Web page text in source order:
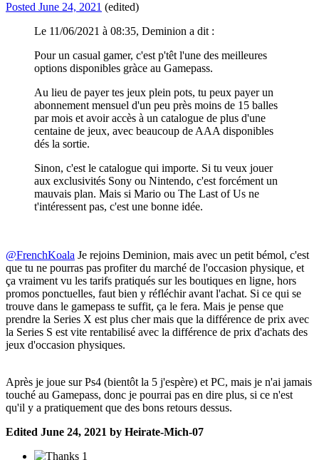
Posted June 24, 2021 (edited)
Le 11/06/2021 à 08:35, Deminion a dit :
Pour un casual gamer, c'est p'têt l'une des meilleures
options disponibles gràce au Gamepass.
Au lieu de payer tes jeux plein pots, tu peux payer un
abonnement mensuel d'un peu près moins de 15 balles
par mois et avoir accès à un catalogue de plus d'une
centaine de jeux, avec beaucoup de AAA disponibles
dés la sortie.
Sinon, c'est le catalogue qui importe. Si tu veux jouer
aux exclusivités Sony ou Nintendo, c'est forcément un
mauvais plan. Mais si Mario ou The Last of Us ne
t'intéressent pas, c'est une bonne idée.
@FrenchKoala Je rejoins Deminion, mais avec un petit bémol, c'est
que tu ne pourras pas profiter du marché de l'occasion physique, et
ça vraiment vu les tarifs pratiqués sur les boutiques en ligne, hors
promos ponctuelles, faut bien y réfléchir avant l'achat. Si ce qui se
trouve dans le gamepass te suffit, ça le fera. Mais je pense que
prendre la Series X est plus cher mais que la différence de prix avec
la Series S est vite rentabilisé avec la différence de prix d'achats des
jeux d'occasion physiques.
Après je joue sur Ps4 (bientôt la 5 j'espère) et PC, mais je n'ai jamais
touché au Gamepass, donc je pourrai pas en dire plus, si ce n'est
qu'il y a pratiquement que des bons retours dessus.
Edited June 24, 2021 by Heirate-Mich-07
1